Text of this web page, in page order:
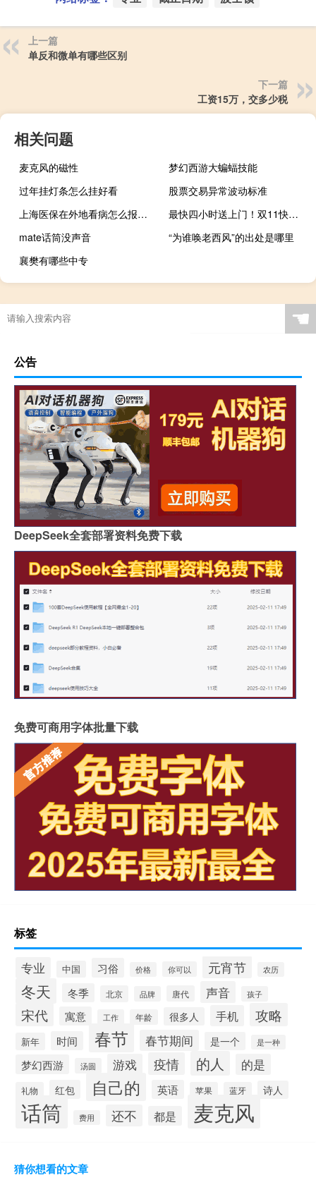
上一篇
单反和微单有哪些区别
下一篇
工资15万，交多少税
相关问题
麦克风的磁性
梦幻西游大蝙蝠技能
过年挂灯条怎么挂好看
股票交易异常波动标准
上海医保在外地看病怎么报销医药费
最快四小时送上门！双11快递包裹坐上高铁：朝你飞奔而来
mate话筒没声音
“为谁唤老西风”的出处是哪里
襄樊有哪些中专
☚
公告
DeepSeek全套部署资料免费下载
免费可商用字体批量下载
标签
专业 中国 习俗 价格 你可以 元宵节 农历
冬天 冬季 北京 品牌 唐代 声音 孩子
宋代 寓意 工作 年龄 很多人 手机 攻略
新年 时间 春节 春节期间 是一个 是一种
梦幻西游 汤圆 游戏 疫情 的人 的是
礼物 红包 自己的 英语 苹果 蓝牙 诗人
话筒 费用 还不 都是 麦克风
猜你想看的文章